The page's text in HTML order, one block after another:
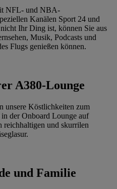
NFL- und NBA-
Kanälen Sport 24 und
Ihr Ding ist, können Sie aus
Musik, Podcasts und
Flugs genießen können.
A380-Lounge
unsere Köstlichkeiten zum
in der Onboard Lounge auf
reichhaltigen und skurrilen
und Familie